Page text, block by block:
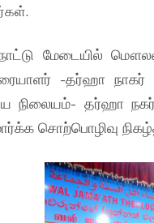
மேடையில்
-தர்ஹா
நிலையம்- தர்ஹா
சொற்பொழிவு